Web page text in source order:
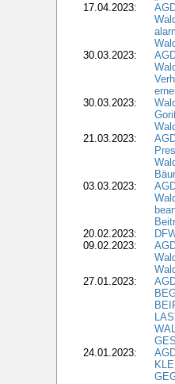
17.04.2023:
30.03.2023:
30.03.2023:
21.03.2023:
03.03.2023:
20.02.2023:
09.02.2023:
27.01.2023:
24.01.2023: